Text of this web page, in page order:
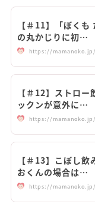
【＃11】「ぼく
の丸かじりに初…
https://
【＃12】ストロ
ックンが意外に…
https://
【＃13】こぼし
おくんの場合は…
https://